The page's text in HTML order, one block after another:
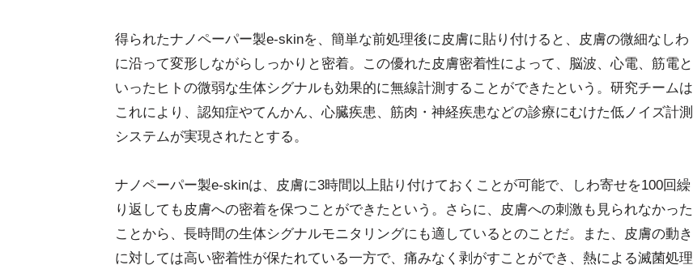
得られたナノペーパー製e-skinを、簡単な前処理後に皮膚に貼り付けると、皮膚の微細なしわ
に沿って変形しながらしっかりと密着。この優れた皮膚密着性によって、脳波、心電、筋電と
いったヒトの微弱な生体シグナルも効果的に無線計測することができたという。研究チームは
これにより、認知症やてんかん、心臓疾患、筋肉・神経疾患などの診療にむけた低ノイズ計測
システムが実現されたとする。
ナノペーパー製e-skinは、皮膚に3時間以上貼り付けておくことが可能で、しわ寄せを100回繰
り返しても皮膚への密着を保つことができたという。さらに、皮膚への刺激も見られなかった
ことから、長時間の生体シグナルモニタリングにも適しているとのことだ。また、皮膚の動き
に対しては高い密着性が保たれている一方で、痛みなく剥がすことができ、熱による滅菌処理